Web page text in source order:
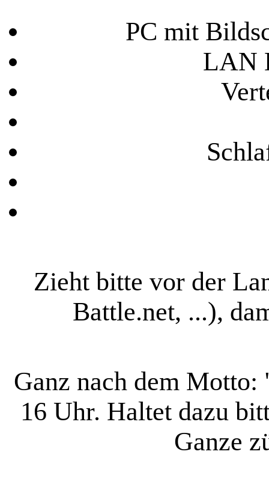
PC mit
LAN
Zieht bitte vor der
Battle.net, ...),
Ganz nach dem
16 Uhr. Haltet dazu
Ganze